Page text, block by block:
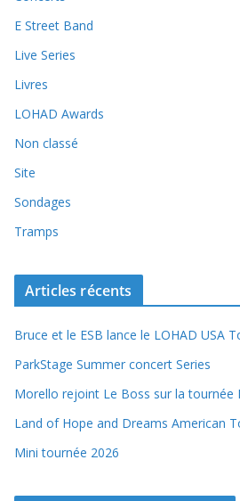
E Street Band
Live Series
Livres
LOHAD Awards
Non classé
Site
Sondages
Tramps
Articles récents
Bruce et le ESB lance le LOHAD USA
ParkStage Summer concert Series
Morello rejoint Le Boss sur la tournée
Land of Hope and Dreams American
Mini tournée 2026